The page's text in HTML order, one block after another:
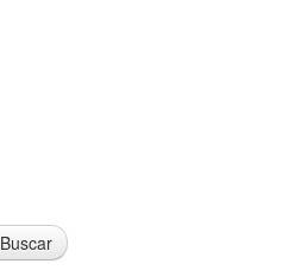
Buscar